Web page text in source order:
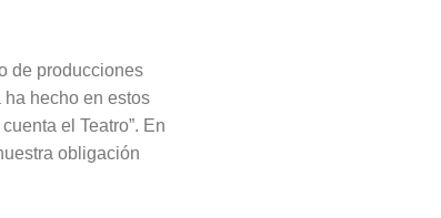
de producciones
hecho en estos
el Teatro”. En
obligación